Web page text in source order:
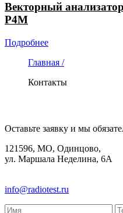
Векторный
Р4М
Подробнее
Главная /
Контакты
Оставьте заявку и мы
121596, МО, Одинцово,
ул. Маршала Неделина, 6А
info@radiotest.ru